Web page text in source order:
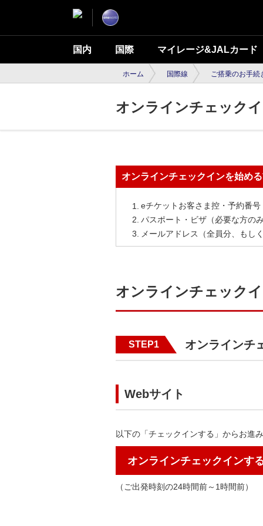
国内 国際 マイレージ&JALカード
ホーム 国際線 ご搭乗のお手続
オンラインチェック
オンラインチェックインを始め
eチケットお客さま控・予約番号
パスポート・ビザ（必要な方のみ
メールアドレス（全員分、もし
オンラインチェック
STEP1 オンラインチ
Webサイト
以下の「チェックインする」からお進み
オンラインチェックインす
（ご出発時刻の24時間前～1時間前）